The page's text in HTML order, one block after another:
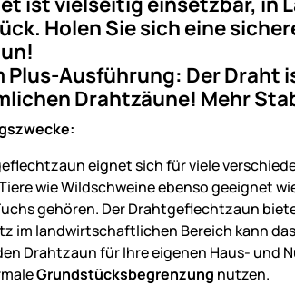
Holen Sie sich eine
Plus-Ausführung: Der Draht
Drahtzäune! Mehr
eignet sich für viele
wie Wildschweine ebenso geeignet
gehören. Der Drahtgeflechtzaun
im landwirtschaftlichen Bereich kann
Drahtzaun für Ihre eigenen Haus- und
Grundstücksbegrenzung nutzen.